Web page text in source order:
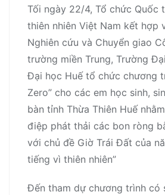
Tối ngày 22/4, Tổ chức Quốc
thiên nhiên Việt Nam kết hợp
Nghiên cứu và Chuyển giao
trường miền Trung, Trường
Đại học Huế tổ chức chương
Zero” cho các em học sinh,
bàn tỉnh Thừa Thiên Huế
điệp phát thải các bon ròng
với chủ đề Giờ Trái Đất của
tiếng vì thiên nhiên”
Đến tham dự chương trình có